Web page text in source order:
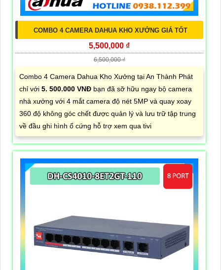
COMBO 4 CAMERA DAHUA KHO XƯỞNG GIÁ TỐT
5,500,000 ₫
6,500,000 ₫
Combo 4 Camera Dahua Kho Xưởng tại An Thành Phát
chỉ với 5. 500.000 VNĐ bạn đã sỡ hữu ngay bộ camera
nhà xưởng với 4 mắt camera độ nét 5MP và quay xoay
360 độ không góc chết được quản lý và lưu trữ tập trung
về đầu ghi hình ổ cứng hỗ trợ xem qua tivi